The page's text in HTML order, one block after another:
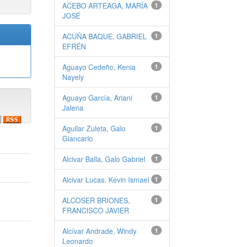
1
ACEBO ARTEAGA, MARÍA
JOSÉ
1
ACUÑA BAQUE, GABRIEL
EFRÉN
1
Aguayo Cedeño, Kenia
Nayely
1
Aguayo García, Ariani
Jalena
1
Aguilar Zuleta, Galo
Giancarlo
1
Alcivar Balla, Galo Gabriel
1
Alcivar Lucas, Kevin Ismael
1
ALCOSER BRIONES,
FRANCISCO JAVIER
1
Alcívar Andrade, Windy
Leonardo